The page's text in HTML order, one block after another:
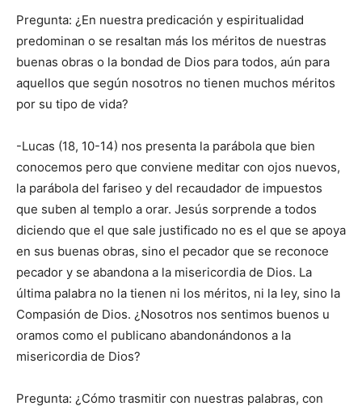
Pregunta: ¿En nuestra predicación y espiritualidad
predominan o se resaltan más los méritos de nuestras
buenas obras o la bondad de Dios para todos, aún para
aquellos que según nosotros no tienen muchos méritos
por su tipo de vida?
-Lucas (18, 10-14) nos presenta la parábola que bien
conocemos pero que conviene meditar con ojos nuevos,
la parábola del fariseo y del recaudador de impuestos
que suben al templo a orar. Jesús sorprende a todos
diciendo que el que sale justificado no es el que se apoya
en sus buenas obras, sino el pecador que se reconoce
pecador y se abandona a la misericordia de Dios. La
última palabra no la tienen ni los méritos, ni la ley, sino la
Compasión de Dios. ¿Nosotros nos sentimos buenos u
oramos como el publicano abandonándonos a la
misericordia de Dios?
Pregunta: ¿Cómo trasmitir con nuestras palabras, con